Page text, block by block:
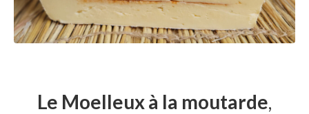
Le Moelleux à la moutarde,